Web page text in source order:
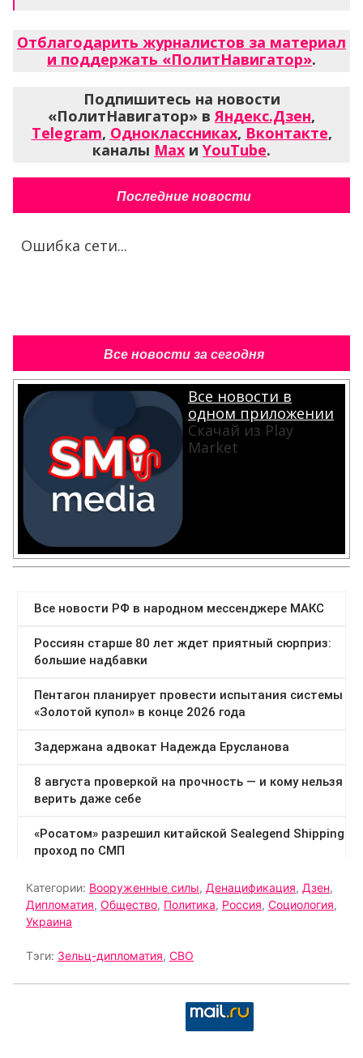
Отблагодарить журналистов за материал
и поддержать «ПолитНавигатор».
Подпишитесь на новости
«ПолитНавигатор» вЯндекс.Дзен,
Telegram, Одноклассниках, Вконтакте,
каналы Max и YouTube.
Последние новости
Ошибка сети...
Все новости за сегодня
Все новости в
одном приложении
Скачай из Play
Market
Категории: Вооруженные силы, Денацификация, Дзен,
Дипломатия, Общество, Политика, Россия, Социология,
Украина
Тэги: Зельц-дипломатия, СВО